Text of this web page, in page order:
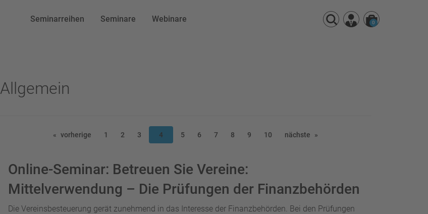
Seminarreihen Seminare Webinare 0
Allgemein
vorherige 1 2 3 4 5 6 7 8 9 10 nächste
Online-Seminar: Betreuen Sie Vereine:
Mittelverwendung – Die Prüfungen der Finanzbehörden
Die Vereinsbesteuerung gerät zunehmend in das Interesse der Finanzbehörden. Bei den Prüfungen